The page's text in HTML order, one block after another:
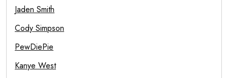
Jaden Smith
Cody Simpson
PewDiePie
Kanye West